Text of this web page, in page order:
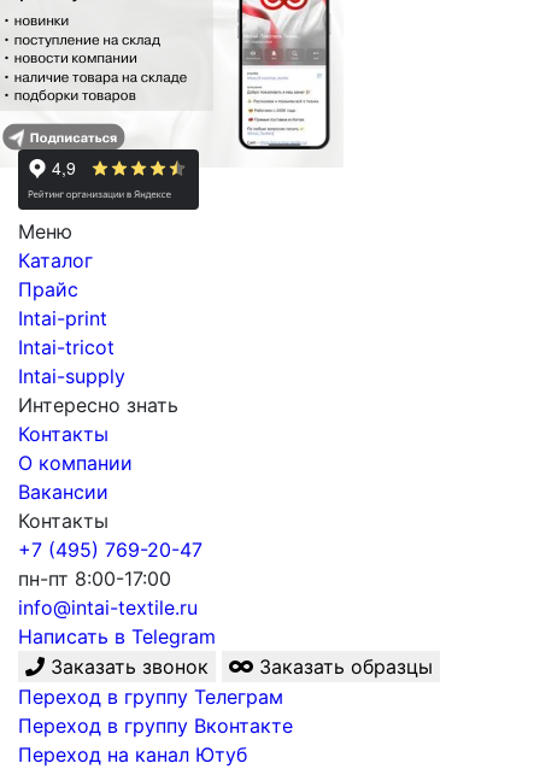
Меню
Каталог
Прайс
Intai-print
Intai-tricot
Intai-supply
Интересно знать
Контакты
О компании
Вакансии
Контакты
+7 (495) 769-20-47
пн-пт 8:00-17:00
info@intai-textile.ru
Написать в Telegram
Заказать звонок
Заказать образцы
Переход в группу Телеграм
Переход в группу Вконтакте
Переход на канал Ютуб